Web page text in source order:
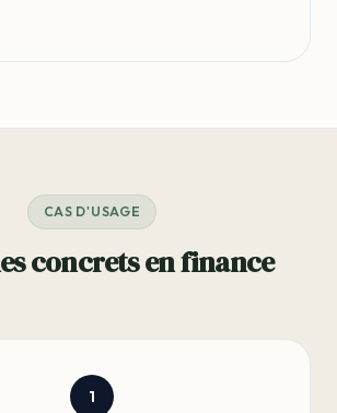
CAS D'USAGE
concrets en finance
1